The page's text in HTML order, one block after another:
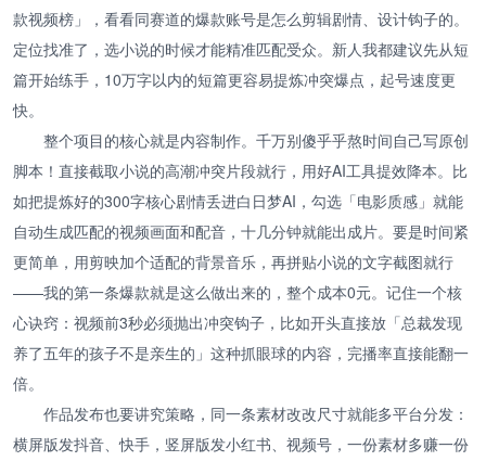
款视频榜」，看看同赛道的爆款账号是怎么剪辑剧情、设计钩子的。
定位找准了，选小说的时候才能精准匹配受众。新人我都建议先从短
篇开始练手，10万字以内的短篇更容易提炼冲突爆点，起号速度更
快。
整个项目的核心就是内容制作。千万别傻乎乎熬时间自己写原创
脚本！直接截取小说的高潮冲突片段就行，用好AI工具提效降本。比
如把提炼好的300字核心剧情丢进白日梦AI，勾选「电影质感」就能
自动生成匹配的视频画面和配音，十几分钟就能出成片。要是时间紧
更简单，用剪映加个适配的背景音乐，再拼贴小说的文字截图就行
——我的第一条爆款就是这么做出来的，整个成本0元。记住一个核
心诀窍：视频前3秒必须抛出冲突钩子，比如开头直接放「总裁发现
养了五年的孩子不是亲生的」这种抓眼球的内容，完播率直接能翻一
倍。
作品发布也要讲究策略，同一条素材改改尺寸就能多平台分发：
横屏版发抖音、快手，竖屏版发小红书、视频号，一份素材多赚一份